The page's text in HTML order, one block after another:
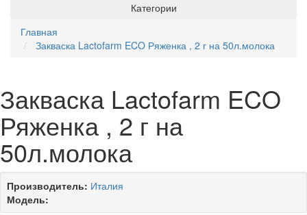
Категории
Главная
Закваска Lactofarm ECO Ряженка , 2 г на 50л.молока
Закваска Lactofarm ECO
Ряженка , 2 г на
50л.молока
Производитель: Италия
Модель: